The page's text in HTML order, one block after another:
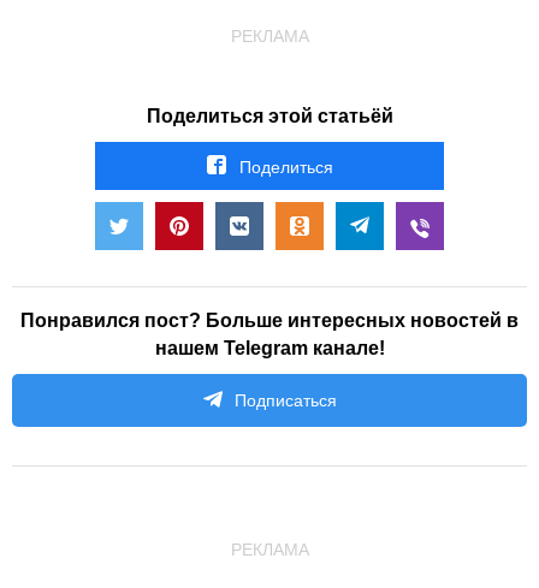
РЕКЛАМА
Поделиться этой статьёй
Поделиться
Понравился пост? Больше интересных новостей в
нашем Telegram канале!
Подписаться
РЕКЛАМА